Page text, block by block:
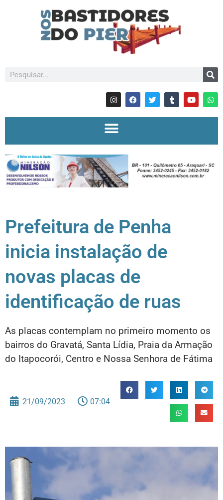
Prefeitura de Penha
inicia instalação de
novas placas de
identificação de ruas
As placas contemplam no primeiro momento os
bairros do Gravatá, Santa Lídia, Praia da Armação
do Itapocorói, Centro e Nossa Senhora de Fátima
21/09/2023 07:04